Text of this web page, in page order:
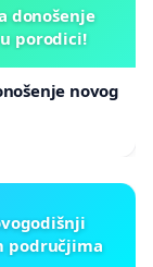
donošenje
porodici!
novog
područjima